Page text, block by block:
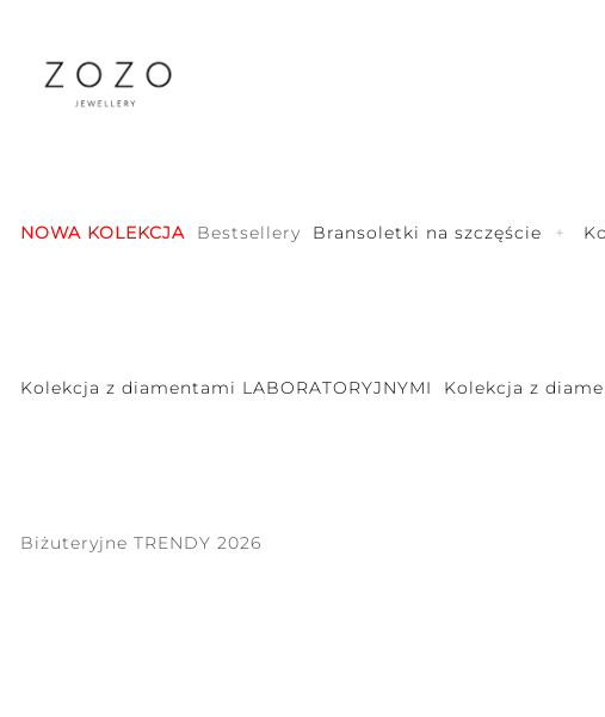
NOWA KOLEKCJA Bestsellery Bransoletki na szczęście
Kolekcja z diamentami LABORATORYJNYMI Kolekcja z
Biżuteryjne TRENDY 2026